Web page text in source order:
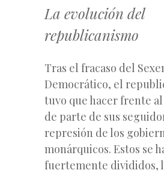
La evolución del
republicanismo
Tras el fracaso del
Democrático, el
tuvo que hacer frente
de parte de sus
represión de los
monárquicos. Estos se
fuertemente divididos,